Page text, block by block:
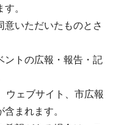
。
いただいたものとさ
トの広報・報告・記
ェブサイト、市広報
まれます。